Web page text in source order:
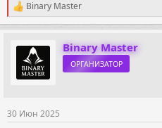
Р
е
а
и
Binary Master
Binary Master
ОРГАНИЗАТОР
30 Июн 2025